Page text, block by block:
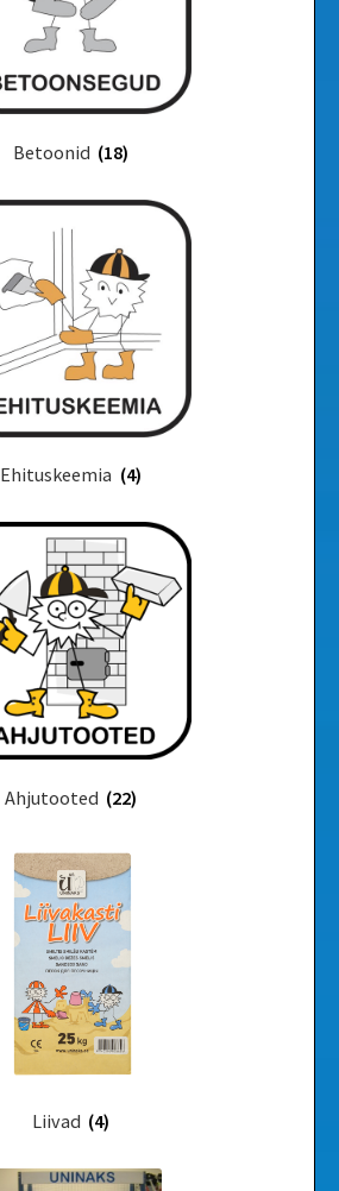
Betoonid (18)
Ehituskeemia (4)
Ahjutooted (22)
Liivad (4)